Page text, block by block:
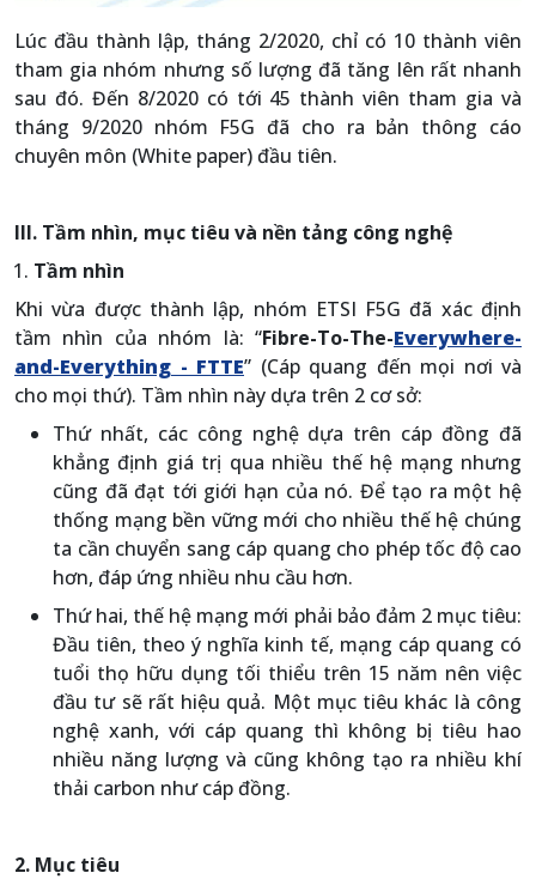
Lúc đầu thành lập, tháng 2/2020, chỉ có 10 thành viên
tham gia nhóm nhưng số lượng đã tăng lên rất nhanh
sau đó. Đến 8/2020 có tới 45 thành viên tham gia và
tháng 9/2020 nhóm F5G đã cho ra bản thông cáo
chuyên môn (White paper) đầu tiên.
III. Tầm nhìn, mục tiêu và nền tảng công nghệ
Tầm nhìn
Khi vừa được thành lập, nhóm ETSI F5G đã xác định
tầm nhìn của nhóm là: “Fibre-To-The-Everywhere-
and-Everything - FTTE” (Cáp quang đến mọi nơi và
cho mọi thứ). Tầm nhìn này dựa trên 2 cơ sở:
Thứ nhất, các công nghệ dựa trên cáp đồng đã
khẳng định giá trị qua nhiều thế hệ mạng nhưng
cũng đã đạt tới giới hạn của nó. Để tạo ra một hệ
thống mạng bền vững mới cho nhiều thế hệ chúng
ta cần chuyển sang cáp quang cho phép tốc độ cao
hơn, đáp ứng nhiều nhu cầu hơn.
Thứ hai, thế hệ mạng mới phải bảo đảm 2 mục tiêu:
Đầu tiên, theo ý nghĩa kinh tế, mạng cáp quang có
tuổi thọ hữu dụng tối thiểu trên 15 năm nên việc
đầu tư sẽ rất hiệu quả. Một mục tiêu khác là công
nghệ xanh, với cáp quang thì không bị tiêu hao
nhiều năng lượng và cũng không tạo ra nhiều khí
thải carbon như cáp đồng.
2. Mục tiêu